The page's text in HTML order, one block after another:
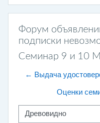
Форум
подписки
Семинар 9 и 10
← Выдача
Оценки
Режим отображения